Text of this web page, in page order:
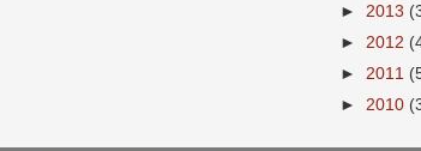
► 2013
► 2012
► 2011
► 2010